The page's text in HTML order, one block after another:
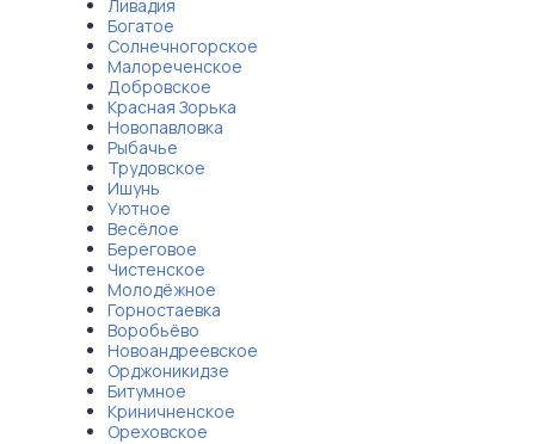
Ливадия
Богатое
Солнечногорское
Малореченское
Добровское
Красная Зорька
Новопавловка
Рыбачье
Трудовское
Ишунь
Уютное
Весёлое
Береговое
Чистенское
Молодёжное
Горностаевка
Воробьёво
Новоандреевское
Орджоникидзе
Битумное
Криничненское
Ореховское